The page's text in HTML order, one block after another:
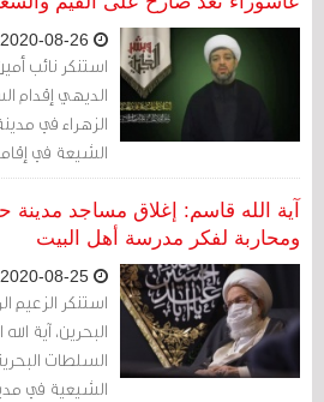
استنكر نائب
الديهي إقدام
الزهراء في
الشيعة في
ذلك "تعد صارخ
والحريات".
آية الله قاسم: إغلاق مساجد مدينة
ومحاربة لفكر مدرسة أهل البيت
استنكر الزعيم
البحرين، آية
السلطات
الشيعية في